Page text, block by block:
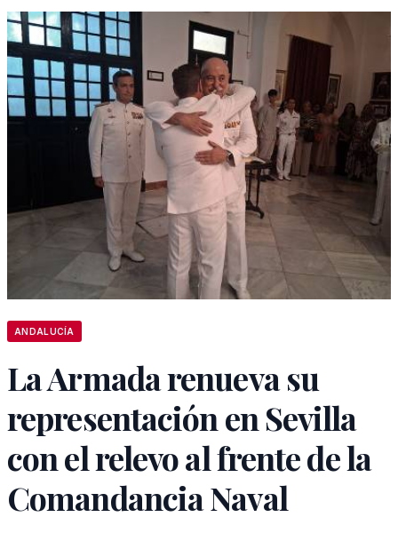
ANDALUCÍA
La Armada renueva su
representación en Sevilla
con el relevo al frente de la
Comandancia Naval